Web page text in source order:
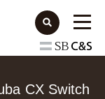
CX Switch